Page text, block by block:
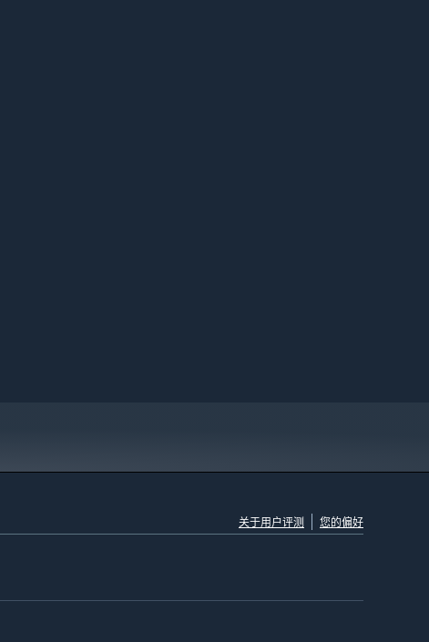
关于用户评测 您的偏好